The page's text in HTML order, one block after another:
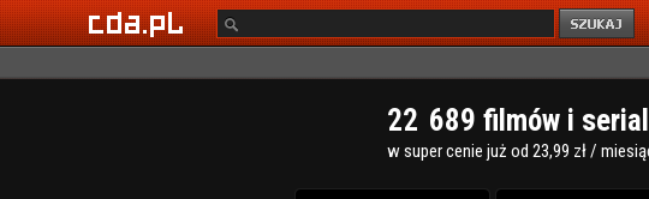
22 689 filmów i
w super cenie już od 23,99 zł /